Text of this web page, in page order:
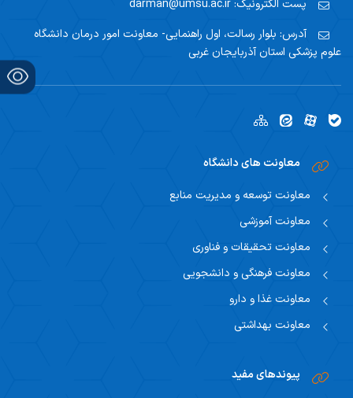
پست الکترونیک:
آدرس: بلوار رسالت، اول راهنمایی- معاونت امور درمان دانشگاه
علوم پزشکی استان آذربایجان غربی
معاونت های دانشگاه
معاونت توسعه و مدیریت منابع
معاونت آموزشی
معاونت تحقیقات و فناوری
معاونت فرهنگی و دانشجویی
معاونت غذا و دارو
معاونت بهداشتی
پیوندهای مفید